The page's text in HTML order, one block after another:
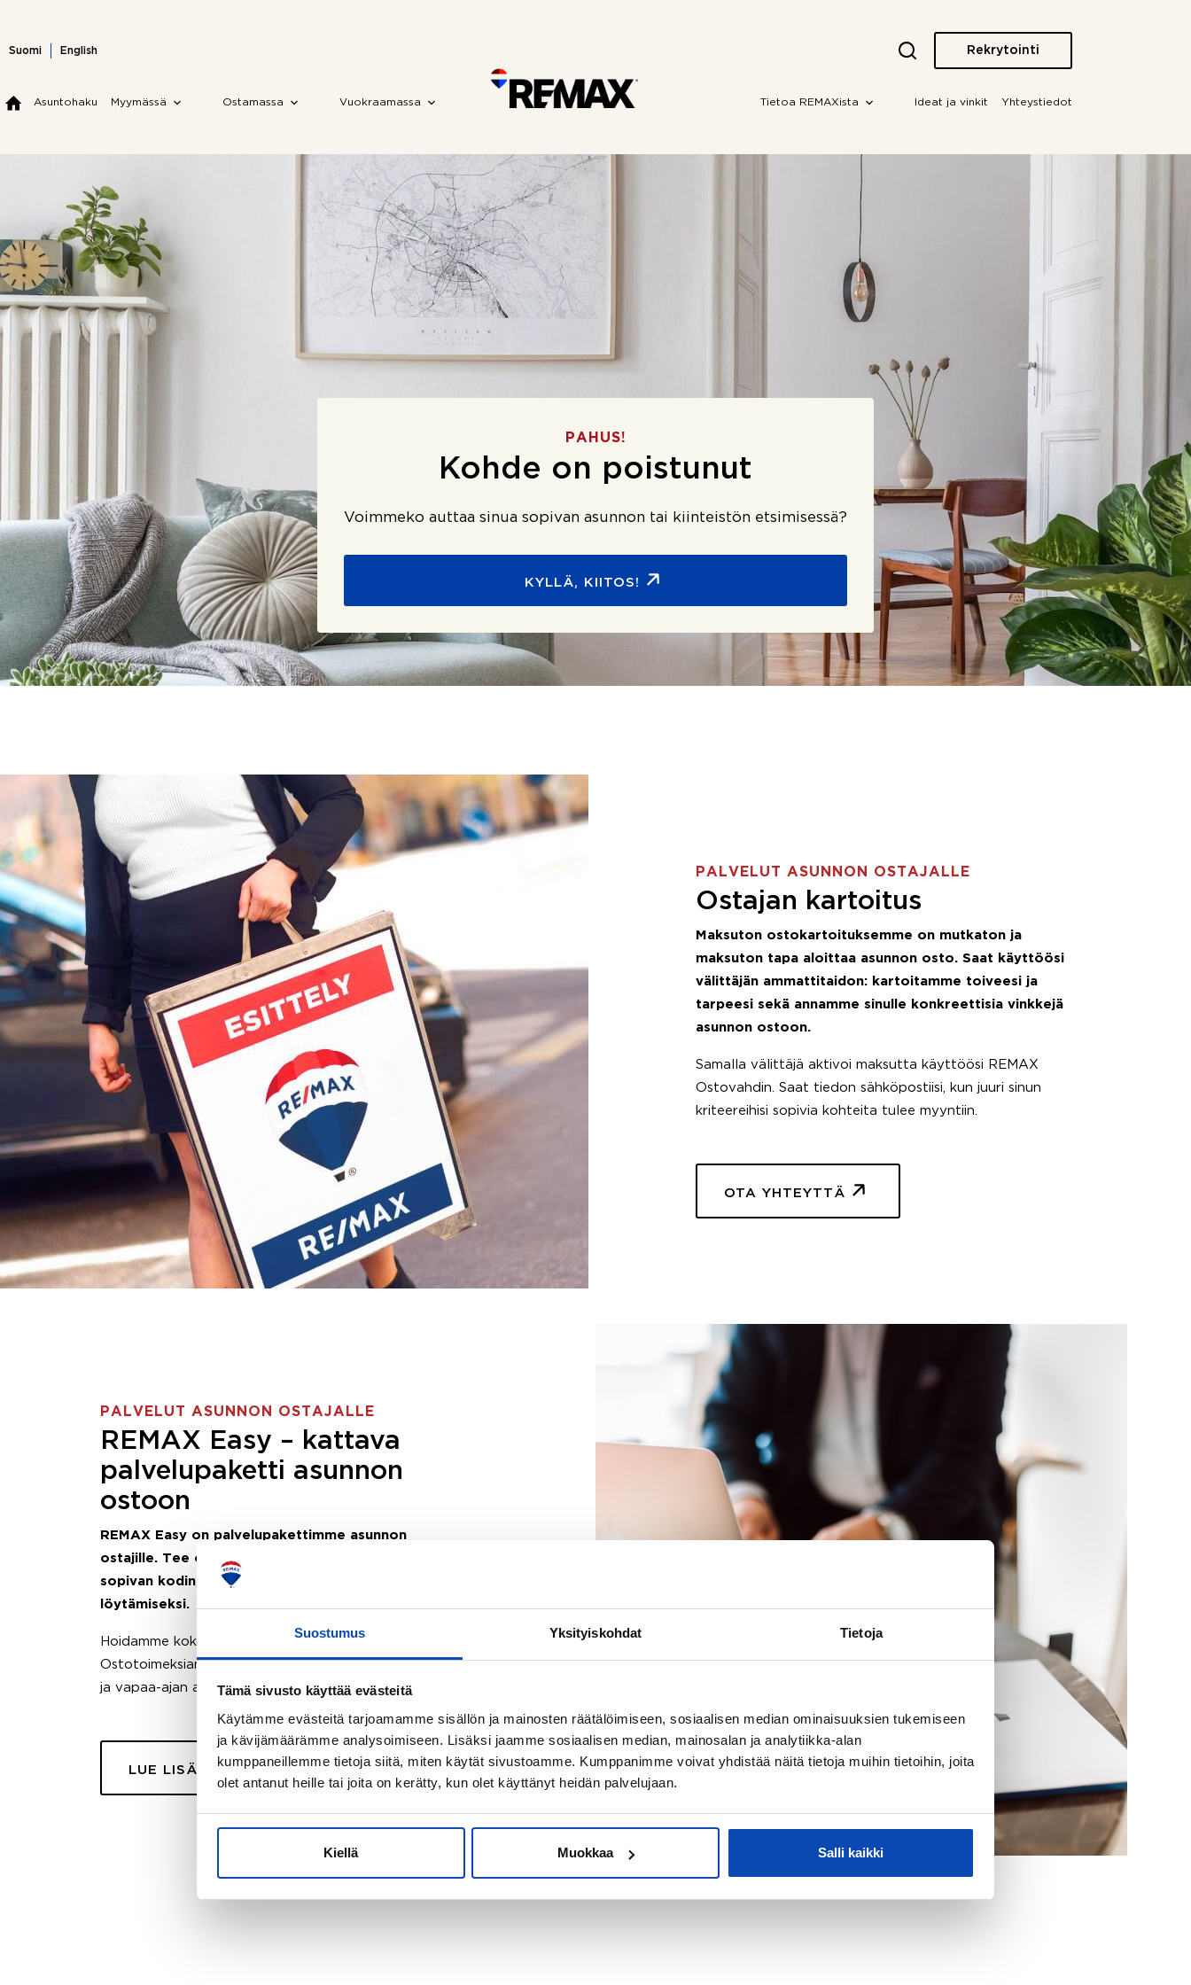
Suostumus Yksityiskohdat Tietoja
Tämä sivusto käyttää evästeitä
Käytämme evästeitä tarjoamamme sisällön ja mainosten räätälöimiseen, sosiaalisen median ominaisuuksien tukemiseen
ja kävijämäärämme analysoimiseen. Lisäksi jaamme sosiaalisen median, mainosalan ja analytiikka-alan
kumppaneillemme tietoja siitä, miten käytät sivustoamme. Kumppanimme voivat yhdistää näitä tietoja muihin tietoihin, joita
olet antanut heille tai joita on kerätty, kun olet käyttänyt heidän palvelujaan.
Kiellä Muokkaa Salli kaikki
content
Suomi English Rekrytointi
Asuntohaku Myymässä Ostamassa Vuokraamassa Tietoa REMAXista Ideat ja vinkit Yhteystiedot
PAHUS!
Kohde on poistunut
Voimmeko auttaa sinua sopivan asunnon tai kiinteistön etsimisessä?
KYLLÄ, KIITOS!
PALVELUT ASUNNON OSTAJALLE
Ostajan kartoitus
Maksuton ostokartoituksemme on mutkaton ja
maksuton tapa aloittaa asunnon osto. Saat käyttöösi
välittäjän ammattitaidon: kartoitamme toiveesi ja
tarpeesi sekä annamme sinulle konkreettisia vinkkejä
asunnon ostoon.
Samalla välittäjä aktivoi maksutta käyttöösi REMAX
Ostovahdin. Saat tiedon sähköpostiisi, kun juuri sinun
kriteereihisi sopivia kohteita tulee myyntiin.
OTA YHTEYTTÄ
PALVELUT ASUNNON OSTAJALLE
REMAX Easy – kattava
palvelupaketti asunnon
ostoon
REMAX Easy on palvelupakettimme asunnon
ostajille. Tee ostotoimeksianto ja etsimme juuri sinulle
sopivan kodin, eikä sinun tarvitse nähdä vaivaa sen
löytämiseksi.
Hoidamme koko ostoprosessin puolestasi.
Ostotoimeksiantopalvelumme sopii myös esimerkiksi sijoitus-
ja vapaa-ajan asuntojen ostoon.
LUE LISÄÄ